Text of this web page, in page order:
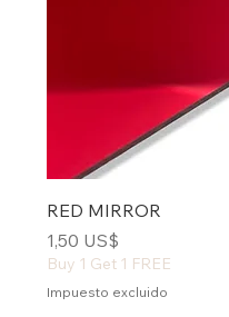
RED MIRROR
Precio
1,50 US$
Buy 1 Get 1 FREE
Impuesto excluido